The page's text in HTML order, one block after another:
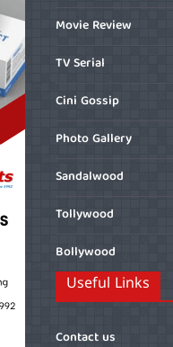
Movie Review
TV Serial
Cini Gossip
Photo Gallery
Sandalwood
Tollywood
Bollywood
Useful Links
Contact us